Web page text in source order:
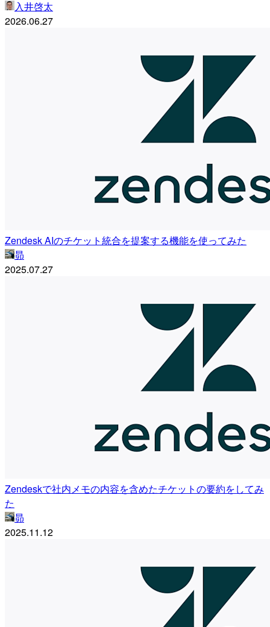
入井啓太
2026.06.27
Zendesk AIのチケット統合を提案する機能を使ってみた
昴
2025.07.27
Zendeskで社内メモの内容を含めたチケットの要約をしてみ
た
昴
2025.11.12